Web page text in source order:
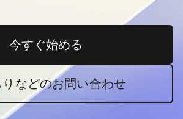
今すぐ始める新しいタブで開く
りなどのお問い合わせ